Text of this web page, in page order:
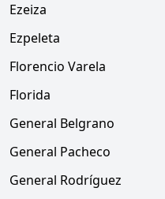
Ezeiza
Ezpeleta
Florencio Varela
Florida
General Belgrano
General Pacheco
General Rodríguez